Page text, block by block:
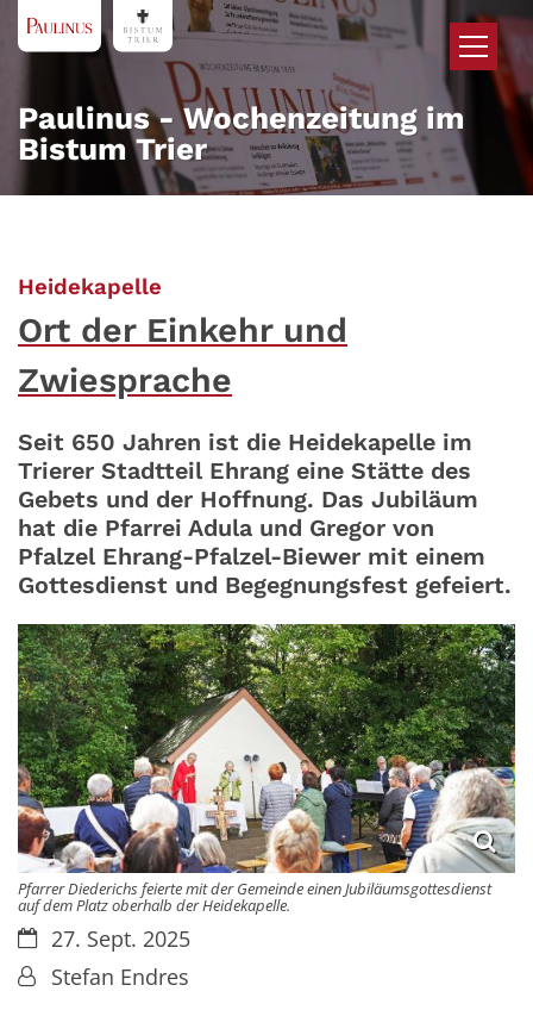
Zum Inhalt springen
Paulinus - Wochenzeitung im
Bistum Trier
Heidekapelle
Ort der Einkehr und
Zwiesprache
Seit 650 Jahren ist die Heidekapelle im
Trierer Stadtteil Ehrang eine Stätte des
Gebets und der Hoffnung. Das Jubiläum
hat die Pfarrei Adula und Gregor von
Pfalzel Ehrang-Pfalzel-Biewer mit einem
Gottesdienst und Begegnungsfest gefeiert.
Pfarrer Diederichs feierte mit der Gemeinde einen Jubiläumsgottesdienst
auf dem Platz oberhalb der Heidekapelle.
Datum:27. Sept. 2025
Von:Stefan Endres